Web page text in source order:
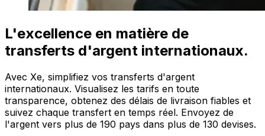
L'excellence en matière de
transferts d'argent internationaux.
Avec Xe, simplifiez vos transferts d'argent
internationaux. Visualisez les tarifs en toute
transparence, obtenez des délais de livraison fiables et
suivez chaque transfert en temps réel. Envoyez de
l'argent vers plus de 190 pays dans plus de 130 devises.